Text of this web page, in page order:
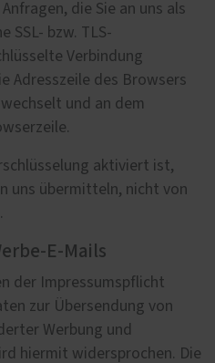
die Sie an uns als
SSL- bzw. TLS-
Verbindung
Adresszeile des Browsers
und an dem
aktiviert ist,
uns übermitteln, nicht von
E-Mails
der Impressumspflicht
zur Übersendung von
Werbung und
hiermit widersprochen. Die